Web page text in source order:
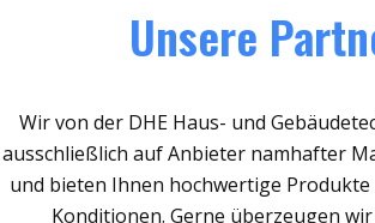
Unsere
Wir von der DHE Haus- und
ausschließlich auf Anbieter namhafter
und bieten Ihnen hochwertige
Konditionen. Gerne überzeugen